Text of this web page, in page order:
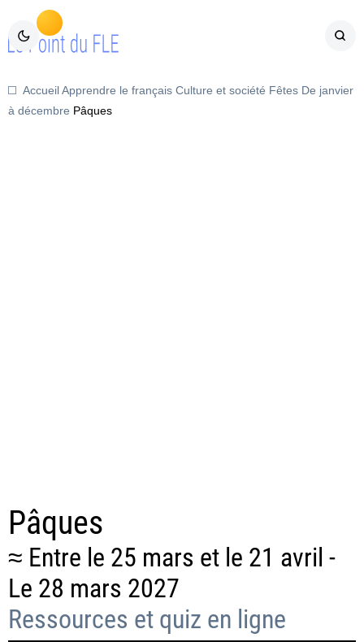
Accueil Apprendre le français Culture et société Fêtes De janvier
à décembre Pâques
Pâques
≈ Entre le 25 mars et le 21 avril -
Le 28 mars 2027
Ressources et quiz en ligne